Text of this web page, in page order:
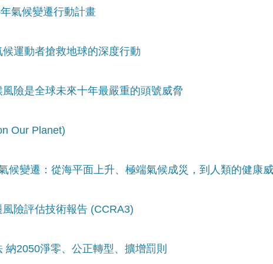
氣候變遷行動計畫
運動者搶救地球的深度行動
險是全球未來十年最嚴重的頭號威脅
Our Planet)
候變遷：從海平面上升、極端氣候成災，到人類的健康
險評估技術報告 (CCRA3)
2050淨零、公正轉型、擴增罰則